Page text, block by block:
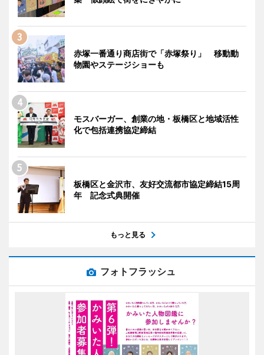
赤塚一番通り商店街で「赤塚祭り」 移動動
物園やステージショーも
モスバーガー、創業の地・板橋区と地域活性
化で包括連携協定締結
板橋区と金沢市、友好交流都市協定締結15周
年 記念式典開催
もっと見る
フォトフラッシュ